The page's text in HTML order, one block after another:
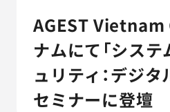
脆弱性リスク管理ツール
TFACT (AIテストツール)
ニュース
AGEST Vietnam
ナムにて「シス
ュリティ：デジタ
セミナーに登壇